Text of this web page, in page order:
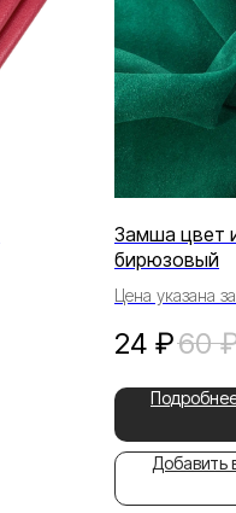
Замша цвет
бирюзовый
Цена указана
24 ₽60
Добавить